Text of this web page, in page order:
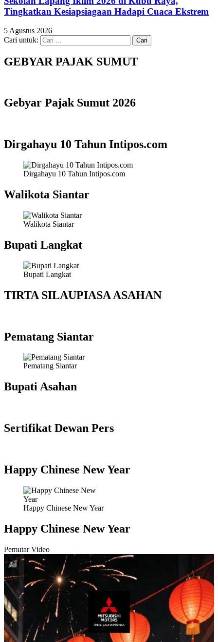
Tingkatkan Kesiapsiagaan Hadapi Cuaca Ekstrem
5 Agustus 2026
Cari untuk:
GEBYAR PAJAK SUMUT
Gebyar Pajak Sumut 2026
Dirgahayu 10 Tahun Intipos.com
Dirgahayu 10 Tahun Intipos.com
Walikota Siantar
Walikota Siantar
Bupati Langkat
Bupati Langkat
TIRTA SILAUPIASA ASAHAN
Pematang Siantar
Pematang Siantar
Bupati Asahan
Sertifikat Dewan Pers
Happy Chinese New Year
Happy Chinese New Year
Happy Chinese New Year
Pemutar Video